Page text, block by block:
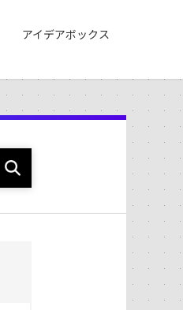
アイデアボックス